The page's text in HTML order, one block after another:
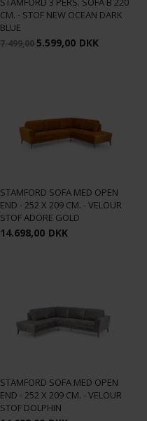
CM. - STOF NEW OCEAN DARK
BLUE
7.499,005.599,00 DKK
STAMFORD SOFA MED OPEN
END - 252 X 209 CM. - VELOUR
STOF ADORE GOLD
14.698,00 DKK
STAMFORD SOFA MED OPEN
END - 252 X 209 CM. - VELOUR
STOF DOLPHIN